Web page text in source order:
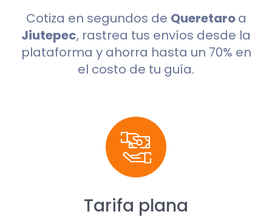
Cotiza en segundos de Queretaroa
Jiutepec, rastrea tus envíos desde la
plataforma y ahorra hasta un 70% en
el costo de tu guía.
Tarifa plana